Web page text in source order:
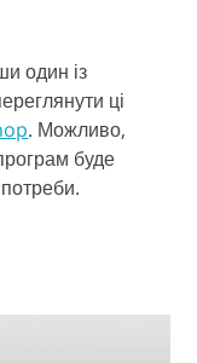
один із
ці
. Можливо,
буде